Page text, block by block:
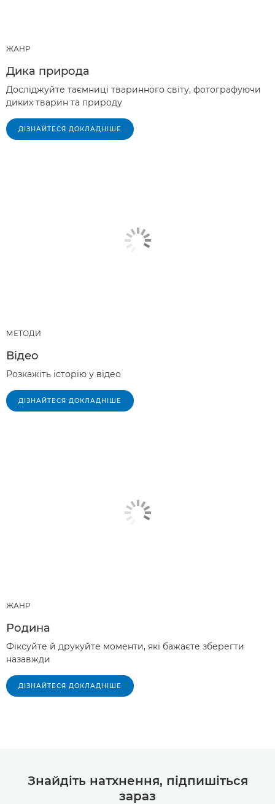
ЖАНР
Дика природа
Досліджуйте таємниці тваринного світу, фотографуючи
диких тварин та природу
ДІЗНАЙТЕСЯ ДОКЛАДНІШЕ
МЕТОДИ
Відео
Розкажіть історію у відео
ДІЗНАЙТЕСЯ ДОКЛАДНІШЕ
ЖАНР
Родина
Фіксуйте й друкуйте моменти, які бажаєте зберегти
назавжди
ДІЗНАЙТЕСЯ ДОКЛАДНІШЕ
Знайдіть натхнення, підпишіться
зараз